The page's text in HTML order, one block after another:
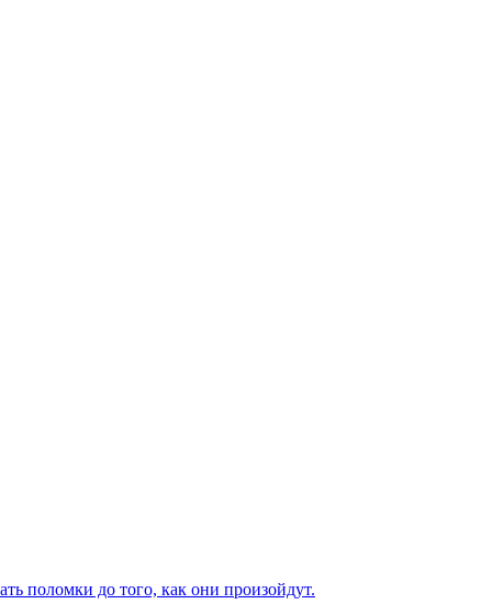
поломки до того, как они произойдут.